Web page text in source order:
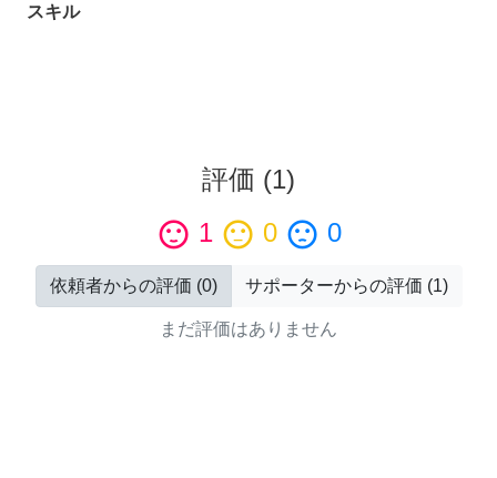
スキル
評価 (1)
sentiment_satisfied 1 sentiment_neutral 0 sentiment_dissatisfied 0
依頼者からの評価 (0) サポーターからの評価 (1)
まだ評価はありません